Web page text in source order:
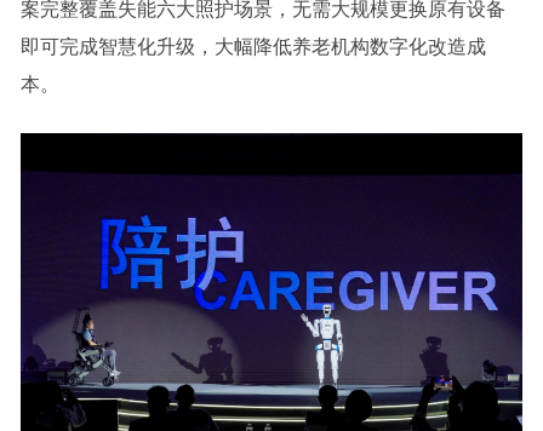
案完整覆盖失能六大照护场景，无需大规模更换原有设备
即可完成智慧化升级，大幅降低养老机构数字化改造成
本。